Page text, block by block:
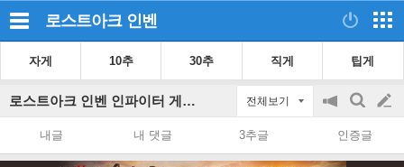
로스트아크 인벤
자게 10추 30추 직게 팁게
로스트아크 인벤 인파이터 게시판 전체보기
공
on/off
검
색
글
쓰
내글 내 댓글 3추글 인증글